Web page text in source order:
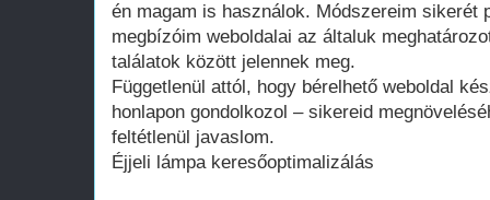
én magam is használok. Módszereim sikerét
megbízóim weboldalai az általuk
találatok között jelennek meg.
Függetlenül attól, hogy bérelhető weboldal
honlapon gondolkozol – sikereid
feltétlenül javaslom.
Éjjeli lámpa keresőoptimalizálás